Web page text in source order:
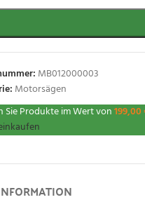
MB012000003
Motorsägen
Sie Produkte im Wert von199,00